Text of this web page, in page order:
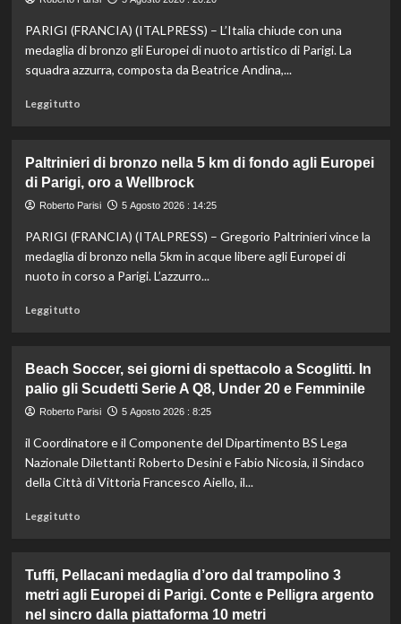
al
Masters
1000
due
set
PARIGI (FRANCIA) (ITALPRESS) – L’Italia chiude con una
medaglia di bronzo gli Europei di nuoto artistico di Parigi. La
squadra azzurra, composta da Beatrice Andina,...
Leggi tuttoLeggi
Nuoto
artistico,
l’Italia
il
bronzo
europeo
Paltrinieri di bronzo nella 5 km di fondo agli Europei
di Parigi, oro a Wellbrock
Roberto Parisi 5 Agosto 2026 : 14:25
PARIGI (FRANCIA) (ITALPRESS) – Gregorio Paltrinieri vince la
medaglia di bronzo nella 5km in acque libere agli Europei di
nuoto in corso a Parigi. L’azzurro...
Leggi tuttoLeggi
Paltrinieri
di
bronzo
5
km
di
oro
a
Wellbrock
Beach Soccer, sei giorni di spettacolo a Scoglitti. In
palio gli Scudetti Serie A Q8, Under 20 e Femminile
Roberto Parisi 5 Agosto 2026 : 8:25
il Coordinatore e il Componente del Dipartimento BS Lega
Nazionale Dilettanti Roberto Desini e Fabio Nicosia, il Sindaco
della Città di Vittoria Francesco Aiello, il...
Leggi tuttoLeggi
Beach
Soccer,
sei
Tuffi, Pellacani medaglia d’oro dal trampolino 3
metri agli Europei di Parigi. Conte e Pelligra argento
nel sincro dalla piattaforma 10 metri